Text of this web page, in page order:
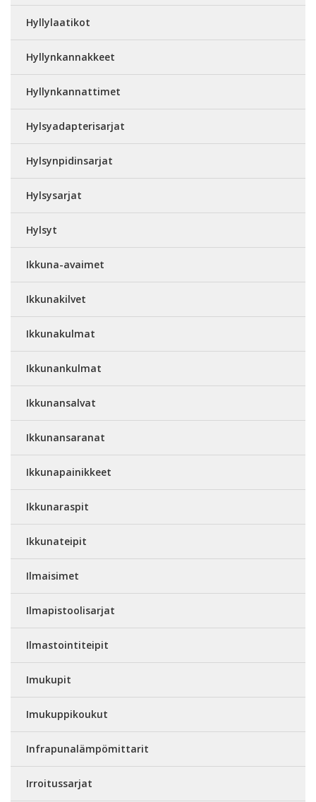
Hyllylaatikot
Hyllynkannakkeet
Hyllynkannattimet
Hylsyadapterisarjat
Hylsynpidinsarjat
Hylsysarjat
Hylsyt
Ikkuna-avaimet
Ikkunakilvet
Ikkunakulmat
Ikkunankulmat
Ikkunansalvat
Ikkunansaranat
Ikkunapainikkeet
Ikkunaraspit
Ikkunateipit
Ilmaisimet
Ilmapistoolisarjat
Ilmastointiteipit
Imukupit
Imukuppikoukut
Infrapunalämpömittarit
Irroitussarjat